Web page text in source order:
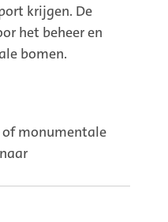
krijgen. De
het beheer en
bomen.
of monumentale